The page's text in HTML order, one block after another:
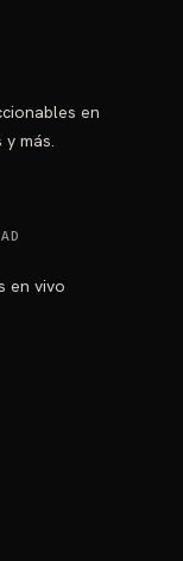
en
más.
en vivo